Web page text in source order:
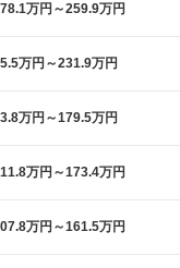
万円～259.9万円
万円～231.9万円
万円～179.5万円
万円～173.4万円
万円～161.5万円